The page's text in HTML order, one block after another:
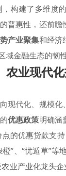
构建了多维度
普惠性，还前
产业聚集和经济
域金融生态的韧
农业现代
现代化、规模
优惠政策明确涵
的优惠贷款支
”、“忧遁草”
业产业化龙头